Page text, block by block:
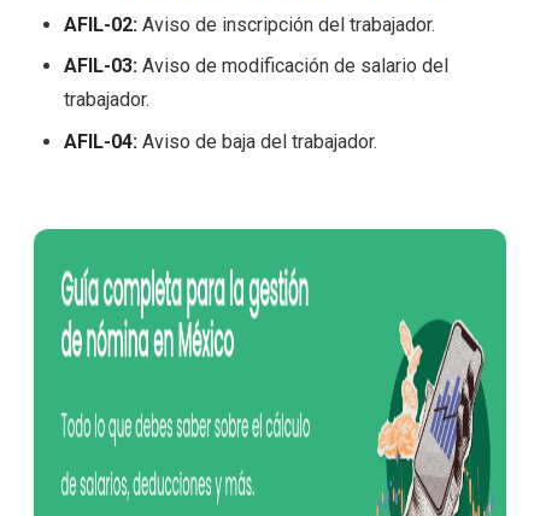
AFIL-02:Aviso de inscripción del trabajador.
AFIL-03: Aviso de modificación de salario del
trabajador.
AFIL-04: Aviso de baja del trabajador.